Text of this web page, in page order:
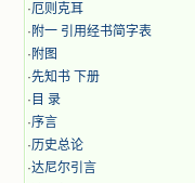
·厄则克耳
· 附一 引用经书简字表
· 附图
·先知书 下册
· 目 录
·序言
·历史总论
·达尼尔引言